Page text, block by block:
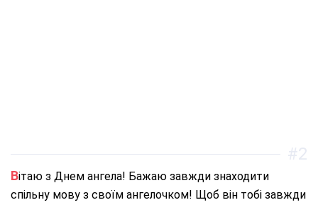
Вітаю з Днем ангела! Бажаю завжди знаходити
спільну мову з своїм ангелочком! Щоб він тобі завжди
#2